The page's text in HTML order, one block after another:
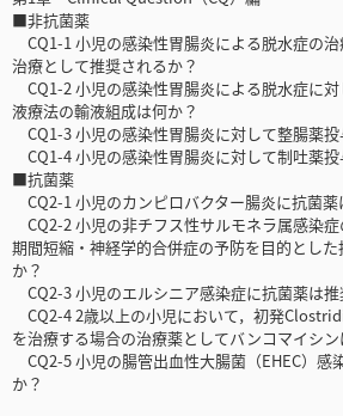
■非抗菌薬
CQ1-1 小児の感染性胃腸炎による脱水症の
治療として推奨されるか？
CQ1-2 小児の感染性胃腸炎による脱水症に
液療法の輸液組成は何か？
CQ1-3 小児の感染性胃腸炎に対して整腸薬
CQ1-4 小児の感染性胃腸炎に対して制吐薬
■抗菌薬
CQ2-1 小児のカンピロバクター腸炎に抗菌薬
CQ2-2 小児の非チフス性サルモネラ属感染
期間短縮・神経学的合併症の予防を目的とし
か？
CQ2-3 小児のエルシニア感染症に抗菌薬は推
CQ2-4 2歳以上の小児において，初発
を治療する場合の治療薬としてバンコマイシ
CQ2-5 小児の腸管出血性大腸菌（EHEC）感
か？